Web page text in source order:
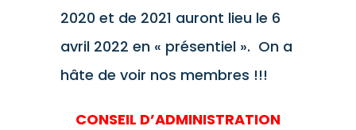
2020 et de 2021 auront lieu le 6
avril 2022 en « présentiel ». On a
hâte de voir nos membres !!!
CONSEIL D’ADMINISTRATION